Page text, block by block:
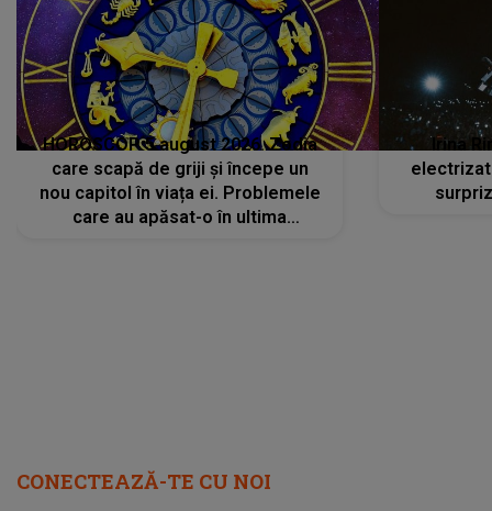
HOROSCOP 5 august 2026. Zodia
care scapă de griji și începe un
nou capitol în viața ei. Problemele
care au apăsat-o în ultima
Irina
CONECTEAZĂ-TE CU NOI